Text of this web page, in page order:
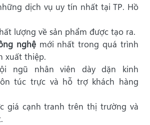
dịch vụ uy tín nhất tại TP. Hồ
lượng về sản phẩm được tạo ra.
nghệmới nhất trong quá trình
xuất thiệp.
ngũ nhân viên dày dặn kinh
túc trực và hỗ trợ khách hàng
giá cạnh tranh trên thị trường và